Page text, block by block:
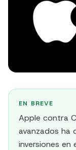
EN BREVE
Apple contra
avanzados ha
inversiones en